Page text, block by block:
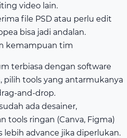
video lain.
file PSD atau perlu edit
bisa jadi andalan.
kemampuan tim
terbiasa dengan software
pilih tools yang antarmukanya
and-drop.
ada desainer,
tools ringan (Canva, Figma)
lebih advance jika diperlukan.